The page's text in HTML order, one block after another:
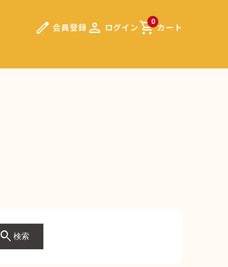
edit 会員登録 person ログイン 0
shopping_cartカート
search 検索